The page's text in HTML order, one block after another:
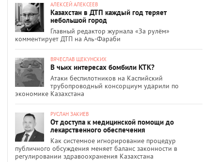
АЛЕКСЕЙ АЛЕКСЕЕВ
Казахстан в ДТП каждый год теряет
небольшой город
Главный редактор журнала «За рулём»
комментирует ДТП на Аль-Фараби
ВЯЧЕСЛАВ ЩЕКУНСКИХ
В чьих интересах бомбили КТК?
Атаки беспилотников на Каспийский
трубопроводный консорциум ударили по
экономике Казахстана
РУСЛАН ЗАКИЕВ
От доступа к медицинской помощи до
лекарственного обеспечения
Как системное игнорирование процедур
публичного обсуждения меняет баланс законности в
регулировании здравоохранения Казахстана